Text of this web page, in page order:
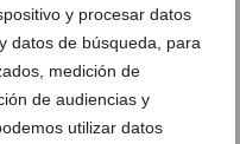
y procesar datos
datos de búsqueda, para
medición de
de audiencias y
utilizar datos